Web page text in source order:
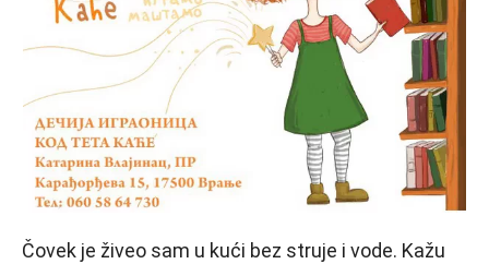
Čovek je živeo sam u kući bez struje i vode. Kažu